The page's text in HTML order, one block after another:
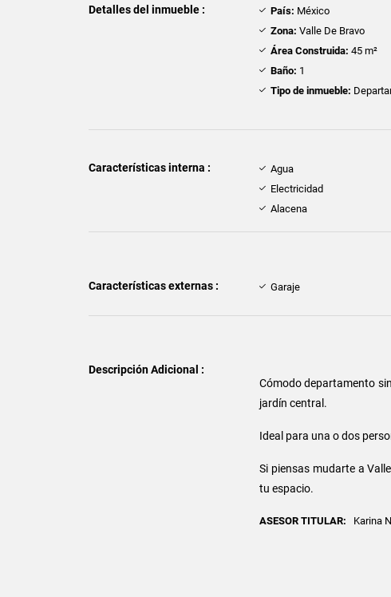
Detalles del inmueble : País: México
Zona: Valle De Bravo
Área Construida: 45 m²
Baño: 1
Tipo de inmueble:
Características interna : Agua
Electricidad
Alacena
Características externas : Garaje
Descripción Adicional :
Cómodo departamento
jardín central.
Ideal para una o dos
Si piensas mudarte a
tu espacio.
ASESOR TITULAR: Karina